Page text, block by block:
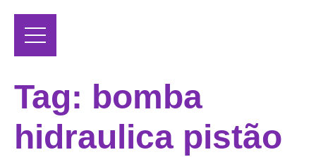
Tag: bomba
hidraulica pistão